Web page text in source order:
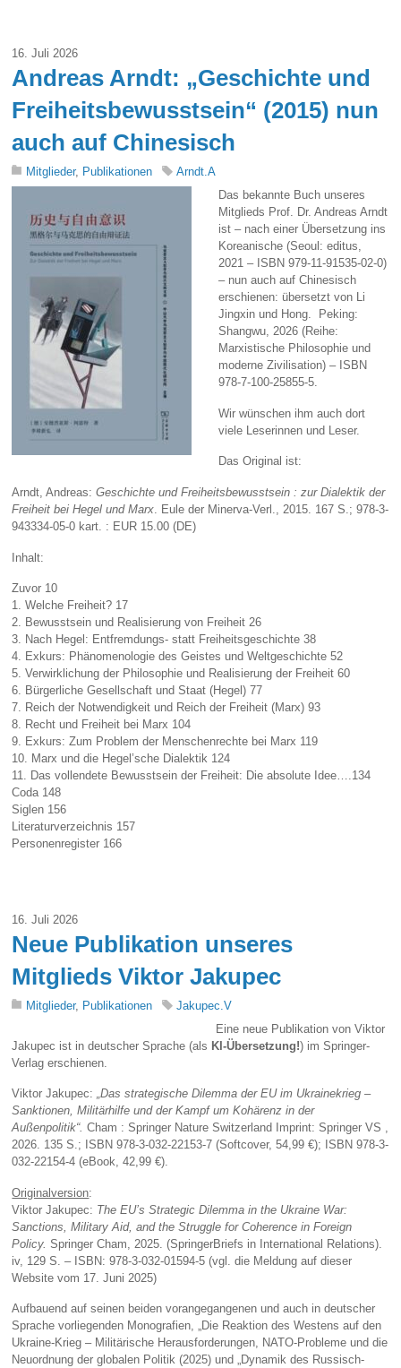
16. Juli 2026
Andreas Arndt: „Geschichte und
Freiheitsbewusstsein“ (2015) nun
auch auf Chinesisch
Mitglieder, Publikationen
Arndt.A
Das bekannte Buch unseres
Mitglieds Prof. Dr. Andreas Arndt
ist – nach einer Übersetzung ins
Koreanische (Seoul: editus,
2021 – ISBN 979-11-91535-02-0)
– nun auch auf Chinesisch
erschienen: übersetzt von Li
Jingxin und Hong. Peking:
Shangwu, 2026 (Reihe:
Marxistische Philosophie und
moderne Zivilisation) – ISBN
978-7-100-25855-5.
Wir wünschen ihm auch dort
viele Leserinnen und Leser.
Das Original ist:
Arndt, Andreas:Geschichte und Freiheitsbewusstsein : zur Dialektik der
Freiheit bei Hegel und Marx . Eule der Minerva-Verl., 2015. 167 S.; 978-3-
943334-05-0 kart. : EUR 15.00 (DE)
Inhalt:
Zuvor 10
1. Welche Freiheit? 17
2. Bewusstsein und Realisierung von Freiheit 26
3. Nach Hegel: Entfremdungs- statt Freiheitsgeschichte 38
4. Exkurs: Phänomenologie des Geistes und Weltgeschichte 52
5. Verwirklichung der Philosophie und Realisierung der Freiheit 60
6. Bürgerliche Gesellschaft und Staat (Hegel) 77
7. Reich der Notwendigkeit und Reich der Freiheit (Marx) 93
8. Recht und Freiheit bei Marx 104
9. Exkurs: Zum Problem der Menschenrechte bei Marx 119
10. Marx und die Hegel’sche Dialektik 124
11. Das vollendete Bewusstsein der Freiheit: Die absolute Idee….134
Coda 148
Siglen 156
Literaturverzeichnis 157
Personenregister 166
16. Juli 2026
Neue Publikation unseres
Mitglieds Viktor Jakupec
Mitglieder, Publikationen
Jakupec.V
Eine neue Publikation von Viktor
Jakupec ist in deutscher Sprache (als KI-Übersetzung!) im Springer-
Verlag erschienen.
Viktor Jakupec:„Das strategische Dilemma der EU im Ukrainekrieg –
Sanktionen, Militärhilfe und der Kampf um Kohärenz in der
Außenpolitik“. Cham : Springer Nature Switzerland Imprint: Springer VS ,
2026. 135 S.; ISBN 978-3-032-22153-7 (Softcover, 54,99 €); ISBN 978-3-
032-22154-4 (eBook, 42,99 €).
Originalversion:
Viktor Jakupec: The EU’s Strategic Dilemma in the Ukraine War:
Sanctions, Military Aid, and the Struggle for Coherence in Foreign
Policy. Springer Cham, 2025. (SpringerBriefs in International Relations).
iv, 129 S. – ISBN: 978-3-032-01594-5 (vgl. die Meldung auf dieser
Website vom 17. Juni 2025)
Aufbauend auf seinen beiden vorangegangenen und auch in deutscher
Sprache vorliegenden Monografien, „Die Reaktion des Westens auf den
Ukraine-Krieg – Militärische Herausforderungen, NATO-Probleme und die
Neuordnung der globalen Politik (2025) und „Dynamik des Russisch-